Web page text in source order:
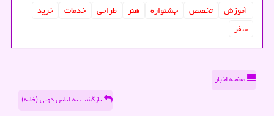
آموزش تخصص جشنواره هنر طراحی خدمات
خرید
سفر
صفحه اخبار
بازگشت به لباس دونی (خانه)